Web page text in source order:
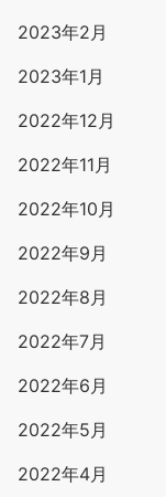
2023年2月
2023年1月
2022年12月
2022年11月
2022年10月
2022年9月
2022年8月
2022年7月
2022年6月
2022年5月
2022年4月